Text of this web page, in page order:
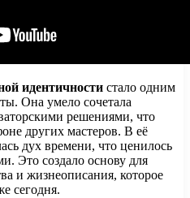
идентичности стало одним
Она умело сочетала
решениями, что
других мастеров. В её
дух времени, что ценилось
Это создало основу для
и жизнеописания, которое
сегодня.